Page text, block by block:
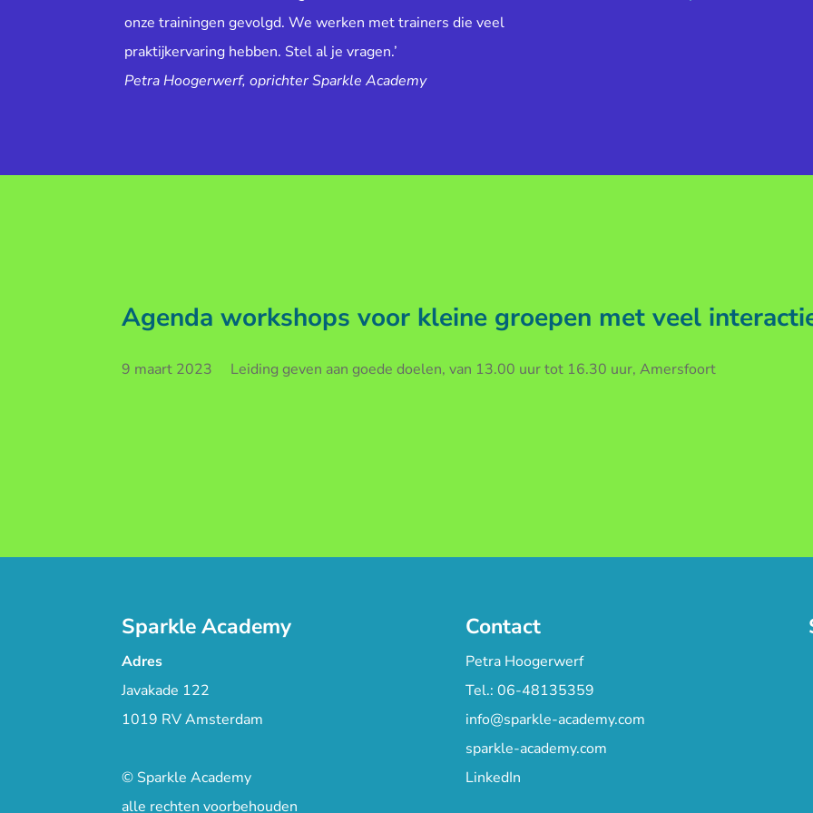
onze trainingen gevolgd. We werken met trainers die veel
praktijkervaring hebben. Stel al je vragen.’
Petra Hoogerwerf, oprichter Sparkle Academy
Agenda workshops voor kleine groepen met veel
9 maart 2023 Leiding geven aan goede doelen, van 13.00 uur tot 16.30 uur, Amersfoort
Sparkle Academy
Adres
Javakade 122
1019 RV Amsterdam
© Sparkle Academy
alle rechten voorbehouden
Contact
Petra Hoogerwerf
Tel.: 06-48135359
info@sparkle-academy.com
sparkle-academy.com
LinkedIn